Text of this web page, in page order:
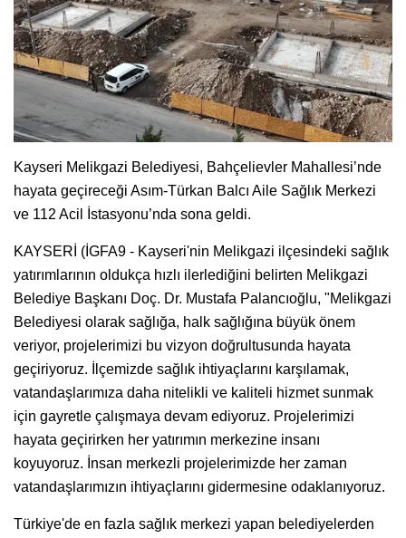
Kayseri Melikgazi Belediyesi, Bahçelievler Mahallesi’nde
hayata geçireceği Asım-Türkan Balcı Aile Sağlık Merkezi
ve 112 Acil İstasyonu’nda sona geldi.
KAYSERİ (İGFA9 - Kayseri'nin Melikgazi ilçesindeki sağlık
yatırımlarının oldukça hızlı ilerlediğini belirten Melikgazi
Belediye Başkanı Doç. Dr. Mustafa Palancıoğlu, "Melikgazi
Belediyesi olarak sağlığa, halk sağlığına büyük önem
veriyor, projelerimizi bu vizyon doğrultusunda hayata
geçiriyoruz. İlçemizde sağlık ihtiyaçlarını karşılamak,
vatandaşlarımıza daha nitelikli ve kaliteli hizmet sunmak
için gayretle çalışmaya devam ediyoruz. Projelerimizi
hayata geçirirken her yatırımın merkezine insanı
koyuyoruz. İnsan merkezli projelerimizde her zaman
vatandaşlarımızın ihtiyaçlarını gidermesine odaklanıyoruz.
Türkiye'de en fazla sağlık merkezi yapan belediyelerden